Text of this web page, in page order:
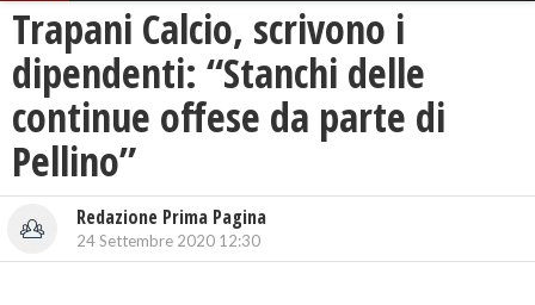
Trapani Calcio, scrivono i
dipendenti: “Stanchi delle
continue offese da parte di
Pellino”
Redazione Prima Pagina
24 Settembre 2020 12:30